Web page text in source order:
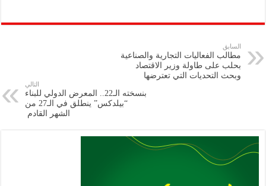
p
y
Li
n
eb
k
tt
nt
at
A
p
gr
ai
ar
السابق
مطالب الفعاليات التجارية والصناعية
بحلب على طاولة وزير الاقتصاد
وبحث التحديات التي تعترضها
التالي
بنسخته الـ22.. المعرض الدولي للبناء
“بيلدكس” ينطلق في الـ27 من
الشهر القادم ‏